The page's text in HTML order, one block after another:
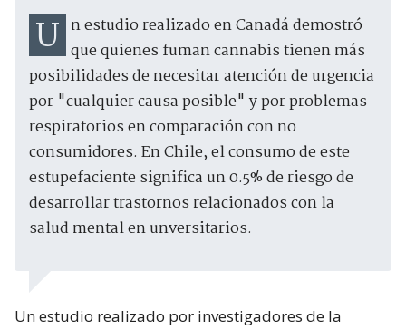
Un estudio realizado en Canadá demostró que quienes fuman cannabis tienen más
posibilidades de necesitar atención de urgencia
por "cualquier causa posible" y por problemas
respiratorios en comparación con no
consumidores. En Chile, el consumo de este
estupefaciente significa un 0.5% de riesgo de
desarrollar trastornos relacionados con la
salud mental en unversitarios.
Un estudio realizado por investigadores de la